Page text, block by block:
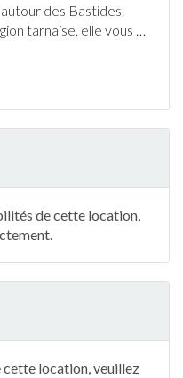
autour des Bastides.
tarnaise, elle vous …
de cette location,
location, veuillez